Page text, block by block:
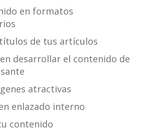
en formatos
de tus artículos
desarrollar el contenido de
atractivas
enlazado interno
contenido